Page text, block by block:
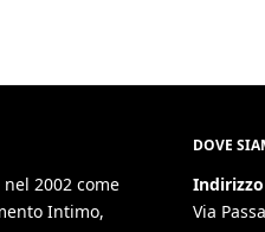
2002 come
Intimo,
DOVE
Indirizzo
Via